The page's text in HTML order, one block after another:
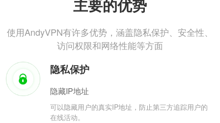
主要的优势
使用AndyVPN有许多优势，涵盖隐私保护、安全性、
访问权限和网络性能等方面
隐私保护
隐藏IP地址
可以隐藏用户的真实IP地址，防止第三方追踪用户的
在线活动。